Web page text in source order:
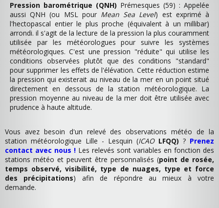
Pression barométrique (QNH) Prémesques (59) : Appelée
aussi QNH (ou MSL pour Mean Sea Level) est exprimé à
l'hectopascal entier le plus proche (équivalent à un millibar)
arrondi. il s'agit de la lecture de la pression la plus couramment
utilisée par les météorologues pour suivre les systèmes
météorologiques. C'est une pression "réduite" qui utilise les
conditions observées plutôt que des conditions "standard"
pour supprimer les effets de l'élévation. Cette réduction estime
la pression qui existerait au niveau de la mer en un point situé
directement en dessous de la station météorologique. La
pression moyenne au niveau de la mer doit être utilisée avec
prudence à haute altitude.
Vous avez besoin d'un relevé des observations météo de la
station météorologique Lille - Lesquin (ICAO LFQQ) ? Prenez
contact avec nous ! Les relevés sont variables en fonction des
stations météo et peuvent être personnalisés (point de rosée,
temps observé, visibilité, type de nuages, type et force
des précipitations) afin de répondre au mieux à votre
demande.